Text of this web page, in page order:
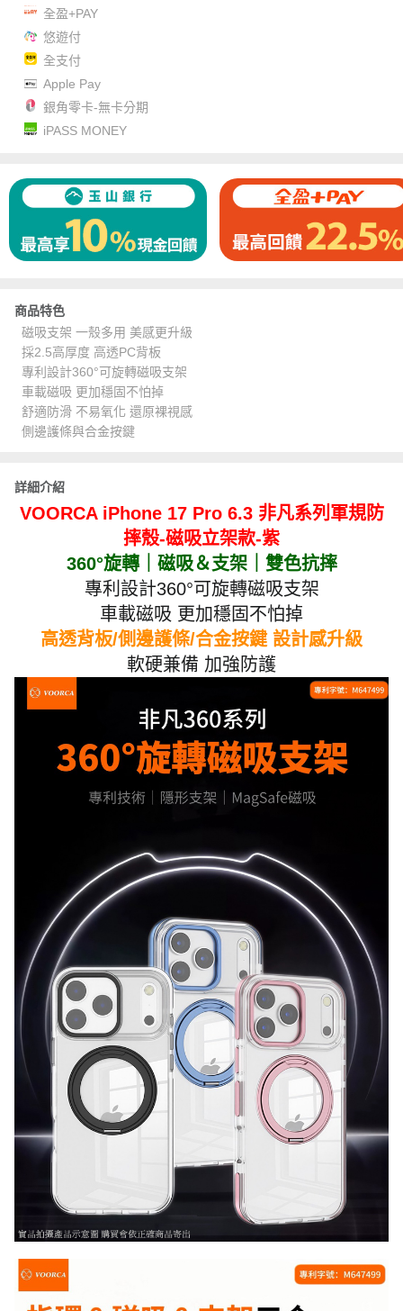
全盈+PAY
悠遊付
全支付
Apple Pay
銀角零卡-無卡分期
iPASS MONEY
商品特色
磁吸支架 一殼多用 美感更升級
採2.5高厚度 高透PC背板
專利設計360°可旋轉磁吸支架
車載磁吸 更加穩固不怕掉
舒適防滑 不易氧化 還原裸視感
側邊護條與合金按鍵
詳細介紹
VOORCA iPhone 17 Pro 6.3 非凡系列軍規防
摔殼-磁吸立架款-紫
360°旋轉｜磁吸＆支架｜雙色抗摔
專利設計360°可旋轉磁吸支架
車載磁吸 更加穩固不怕掉
高透背板/側邊護條/合金按鍵 設計感升級
軟硬兼備 加強防護